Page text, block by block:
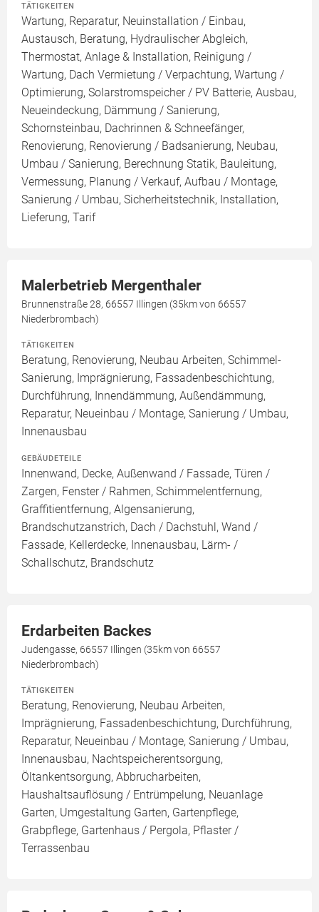
TÄTIGKEITEN
Wartung, Reparatur, Neuinstallation / Einbau,
Austausch, Beratung, Hydraulischer Abgleich,
Thermostat, Anlage & Installation, Reinigung /
Wartung, Dach Vermietung / Verpachtung, Wartung /
Optimierung, Solarstromspeicher / PV Batterie, Ausbau,
Neueindeckung, Dämmung / Sanierung,
Schornsteinbau, Dachrinnen & Schneefänger,
Renovierung, Renovierung / Badsanierung, Neubau,
Umbau / Sanierung, Berechnung Statik, Bauleitung,
Vermessung, Planung / Verkauf, Aufbau / Montage,
Sanierung / Umbau, Sicherheitstechnik, Installation,
Lieferung, Tarif
Malerbetrieb Mergenthaler
Brunnenstraße 28, 66557 Illingen (35km von 66557
Niederbrombach)
TÄTIGKEITEN
Beratung, Renovierung, Neubau Arbeiten, Schimmel-
Sanierung, Imprägnierung, Fassadenbeschichtung,
Durchführung, Innendämmung, Außendämmung,
Reparatur, Neueinbau / Montage, Sanierung / Umbau,
Innenausbau
GEBÄUDETEILE
Innenwand, Decke, Außenwand / Fassade, Türen /
Zargen, Fenster / Rahmen, Schimmelentfernung,
Graffitientfernung, Algensanierung,
Brandschutzanstrich, Dach / Dachstuhl, Wand /
Fassade, Kellerdecke, Innenausbau, Lärm- /
Schallschutz, Brandschutz
Erdarbeiten Backes
Judengasse, 66557 Illingen (35km von 66557
Niederbrombach)
TÄTIGKEITEN
Beratung, Renovierung, Neubau Arbeiten,
Imprägnierung, Fassadenbeschichtung, Durchführung,
Reparatur, Neueinbau / Montage, Sanierung / Umbau,
Innenausbau, Nachtspeicherentsorgung,
Öltankentsorgung, Abbrucharbeiten,
Haushaltsauflösung / Entrümpelung, Neuanlage
Garten, Umgestaltung Garten, Gartenpflege,
Grabpflege, Gartenhaus / Pergola, Pflaster /
Terrassenbau